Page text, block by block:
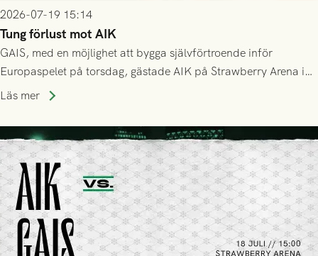
2026-07-19 15:14
Tung förlust mot AIK
GAIS, med en möjlighet att bygga självförtroende inför
Europaspelet på torsdag, gästade AIK på Strawberry Arena i
Stockholm . Men trots konstant hotande i första halvlek av
lyckades få in 2-0.
Läs mer